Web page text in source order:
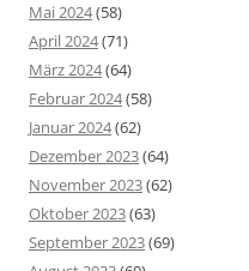
Mai 2024(58)
April 2024(71)
März 2024(64)
Februar 2024(58)
Januar 2024(62)
Dezember 2023(64)
November 2023(62)
Oktober 2023(63)
September 2023(69)